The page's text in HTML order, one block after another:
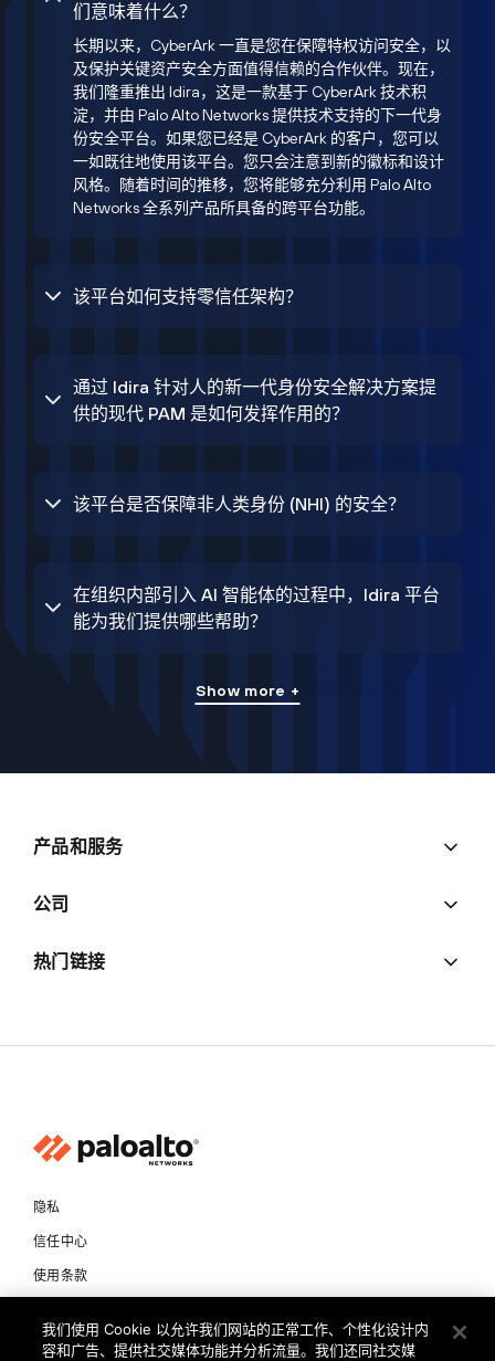
们意味着什么？
长期以来，CyberArk 一直是您在保障特权访问安全，以
及保护关键资产安全方面值得信赖的合作伙伴。现在，
我们隆重推出 Idira，这是一款基于 CyberArk 技术积
淀，并由 Palo Alto Networks 提供技术支持的下一代身
份安全平台。如果您已经是 CyberArk 的客户，您可以
一如既往地使用该平台。您只会注意到新的徽标和设计
风格。随着时间的推移，您将能够充分利用 Palo Alto
Networks 全系列产品所具备的跨平台功能。
该平台如何支持零信任架构？
通过 Idira 针对人的新一代身份安全解决方案提
供的现代 PAM 是如何发挥作用的？
该平台是否保障非人类身份 (NHI) 的安全？
在组织内部引入 AI 智能体的过程中，Idira 平台
能为我们提供哪些帮助？
Show more +
产品和服务
公司
热门链接
隐私
信任中心
使用条款
我们使用 Cookie 以允许我们网站的正常工作、个性化设计内
容和广告、提供社交媒体功能并分析流量。我们还同社交媒